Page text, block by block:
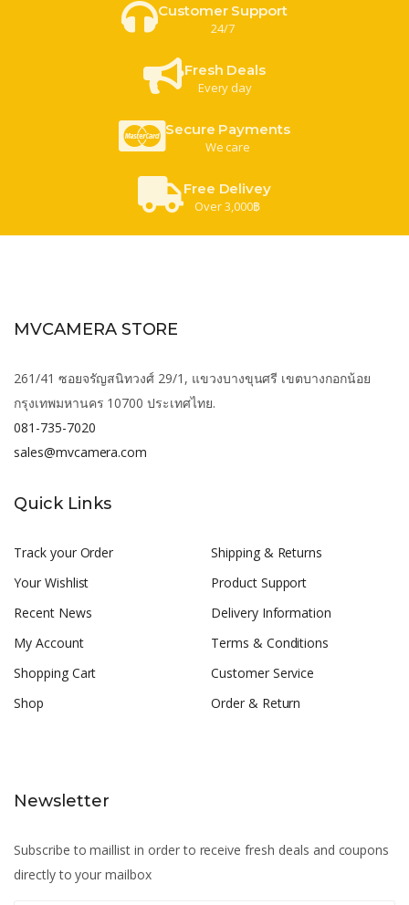
Customer Support
24/7
Fresh Deals
Every day
Secure Payments
We care
Free Delivey
Over 3,000฿
MVCAMERA STORE
261/41 ซอยจรัญสนิทวงศ์ 29/1, แขวงบางขุนศรี เขตบางกอกน้อย
กรุงเทพมหานคร 10700 ประเทศไทย.
081-735-7020
sales@mvcamera.com
Quick Links
Track your Order
Your Wishlist
Recent News
My Account
Shopping Cart
Shop
Shipping & Returns
Product Support
Delivery Information
Terms & Conditions
Customer Service
Order & Return
Newsletter
Subscribe to maillist in order to receive fresh deals and coupons
directly to your mailbox